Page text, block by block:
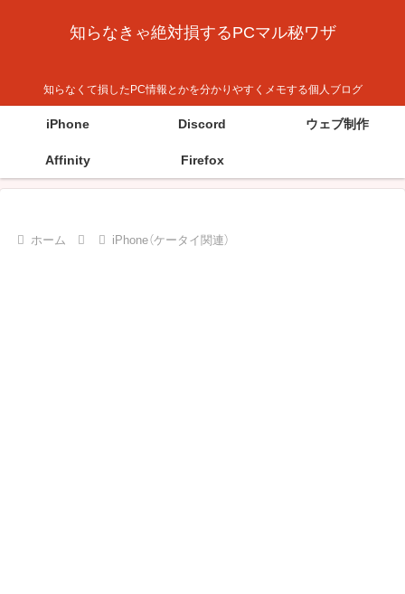
知らなきゃ絶対損するPCマル秘ワザ
知らなくて損したPC情報とかを分かりやすくメモする個人ブログ
iPhone Discord ウェブ制作
Affinity Firefox
ホーム iPhone（ケータイ関連）